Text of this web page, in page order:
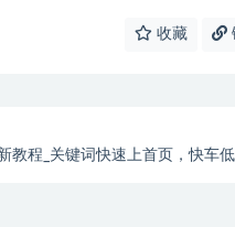
收藏
教程_关键词快速上首页，快车低